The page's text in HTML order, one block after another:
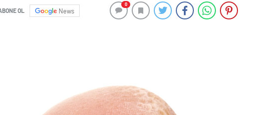
OL News
0